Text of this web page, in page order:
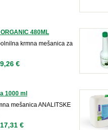
480ML
krmna mešanica za
9,26 €
1000 ml
mešanica ANALITSKE
17,31 €